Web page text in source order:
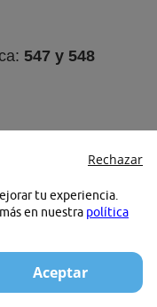
Rechazar
tu experiencia.
en nuestra política
Aceptar
547 y 548
547 y 548
462